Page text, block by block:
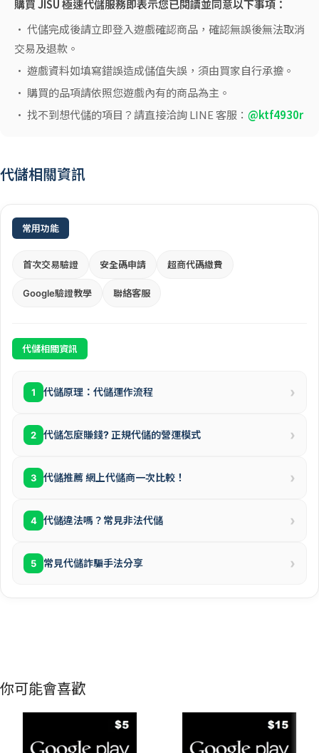
購買 JISU 極速代儲服務即表示您已閱讀並同意以下事項：
• 代儲完成後請立即登入遊戲確認商品，確認無誤後無法取消
交易及退款。
• 遊戲資料如填寫錯誤造成儲值失誤，須由買家自行承擔。
• 購買的品項請依照您遊戲內有的商品為主。
• 找不到想代儲的項目？請直接洽詢 LINE 客服： @ktf4930r
代儲相關資訊
常用功能
首次交易驗證 安全碼申請 超商代碼繳費
Google驗證教學 聯絡客服
代儲相關資訊
1 代儲原理：代儲運作流程 ›
2 代儲怎麼賺錢? 正規代儲的營運模式 ›
3 代儲推薦 網上代儲商一次比較！ ›
4 代儲違法嗎？常見非法代儲 ›
5 常見代儲詐騙手法分享 ›
你可能會喜歡